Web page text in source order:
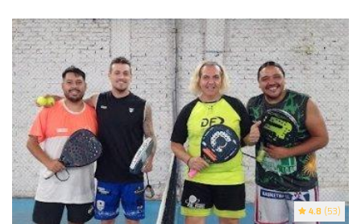
4.8 (53)